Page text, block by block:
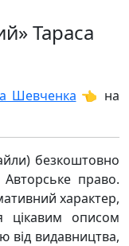
Тараса
Шевченка 👈 на
безкоштовно
право.
характер,
цікавим описом
від видавництва,